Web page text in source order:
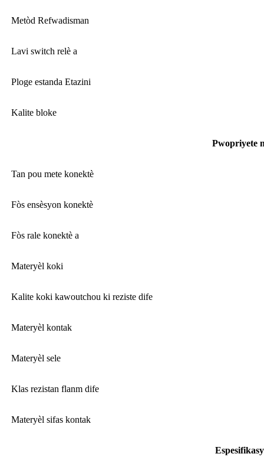
Metòd Refwadisman
Lavi switch relè a
Ploge estanda Etazini
Kalite bloke
Pwopriyete
Tan pou mete konektè
Fòs ensèsyon konektè
Fòs rale konektè a
Materyèl koki
Kalite koki kawoutchou ki reziste dife
Materyèl kontak
Materyèl sele
Klas rezistan flanm dife
Materyèl sifas kontak